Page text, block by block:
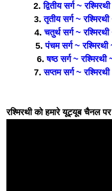
2.द्वितीय सर्ग ~
3.तृतीय सर्ग ~
4.चतुर्थ सर्ग ~
5.पंचम सर्ग ~ रश्मिरथी
6.षष्ठ सर्ग ~ रश्मिरथी
7.सप्तम सर्ग ~
रश्मिरथी को हमारे यूट्यूब चैनल